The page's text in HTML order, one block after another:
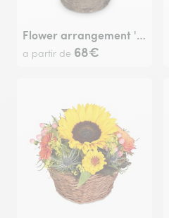
Flower arrangement 'Just Because'
a partir de 68€